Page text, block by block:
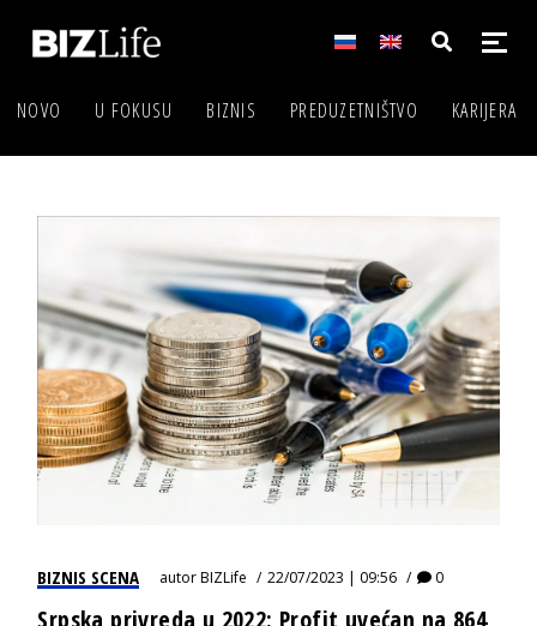
NOVO U FOKUSU BIZNIS PREDUZETNIŠTVO KARIJERA
BIZNIS SCENA autorBIZLife 22/07/2023 | 09:56 0
Srpska privreda u 2022: Profit uvećan na 864